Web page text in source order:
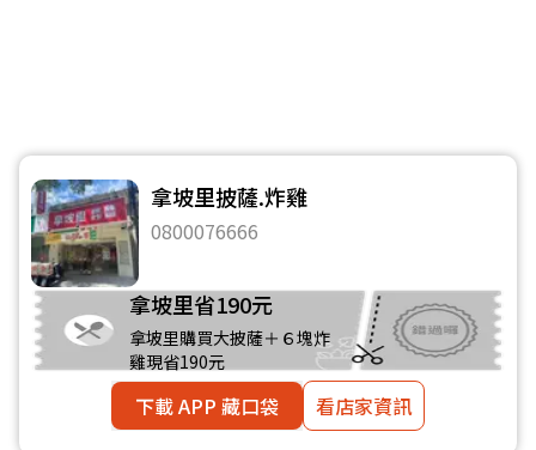
拿坡里披薩.炸雞
0800076666
拿坡里省190元
拿坡里購買大披薩＋６塊炸
雞現省190元
下載 APP 藏口袋 看店家資訊